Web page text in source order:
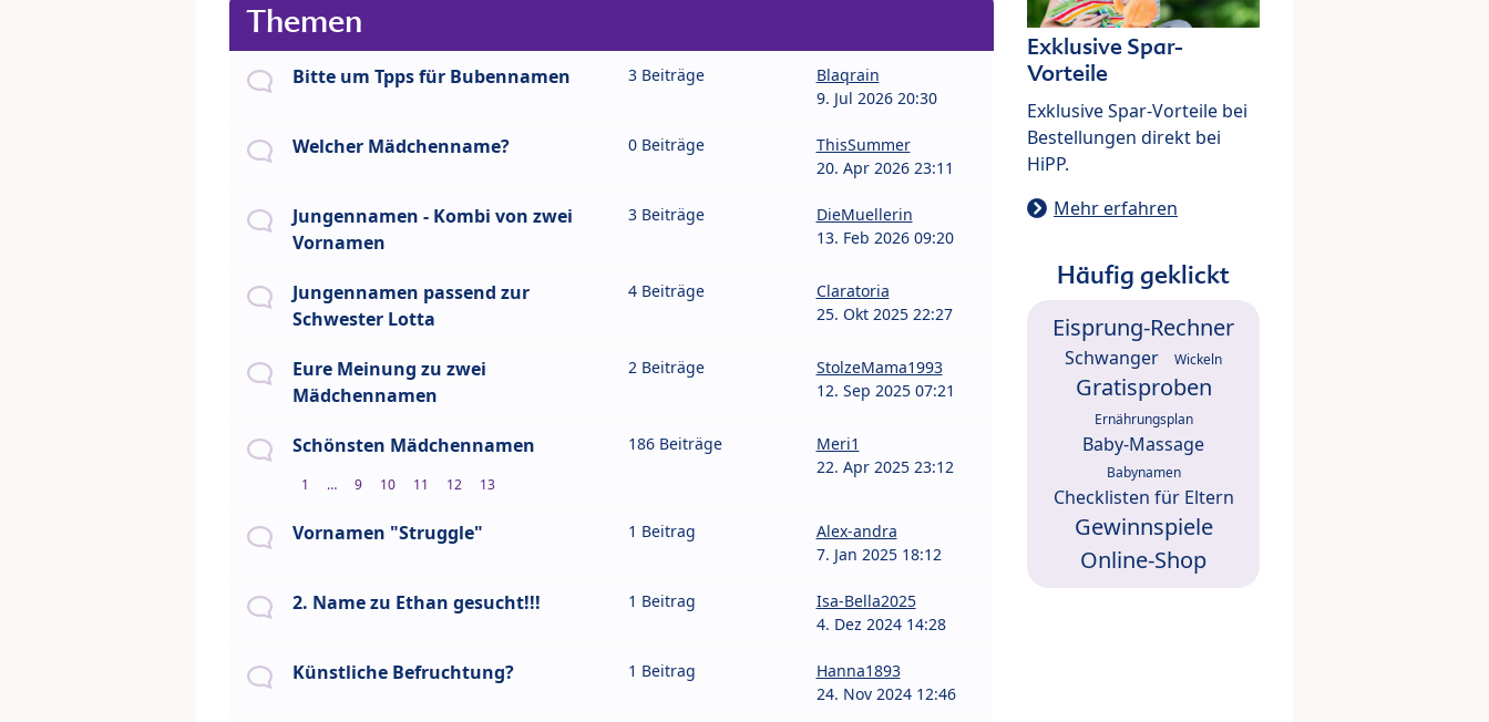
Themen
Bitte um Tpps für Bubennamen 3 Beiträge
Blaqrain
9. Jul 2026 20:30
Welcher Mädchenname? 0 Beiträge
ThisSummer
20. Apr 2026 23:11
Jungennamen - Kombi von zwei
Vornamen
3 Beiträge
DieMuellerin
13. Feb 2026 09:20
Jungennamen passend zur
Schwester Lotta
4 Beiträge
Claratoria
25. Okt 2025 22:27
Eure Meinung zu zwei
Mädchennamen
2 Beiträge
StolzeMama1993
12. Sep 2025 07:21
Schönsten Mädchennamen
1 … 9 10 11 12 13
186 Beiträge
Meri1
22. Apr 2025 23:12
Vornamen "Struggle" 1 Beitrag
Alex-andra
7. Jan 2025 18:12
2. Name zu Ethan gesucht!!! 1 Beitrag
Isa-Bella2025
4. Dez 2024 14:28
Künstliche Befruchtung? 1 Beitrag
Hanna1893
24. Nov 2024 12:46
Exklusive Spar-
Vorteile
Exklusive Spar-Vorteile bei
Bestellungen direkt bei
HiPP.
Mehr erfahren
Häufig geklickt
Eisprung-Rechner
Schwanger Wickeln
Gratisproben
Ernährungsplan
Baby-Massage
Babynamen
Checklisten für Eltern
Gewinnspiele
Online-Shop